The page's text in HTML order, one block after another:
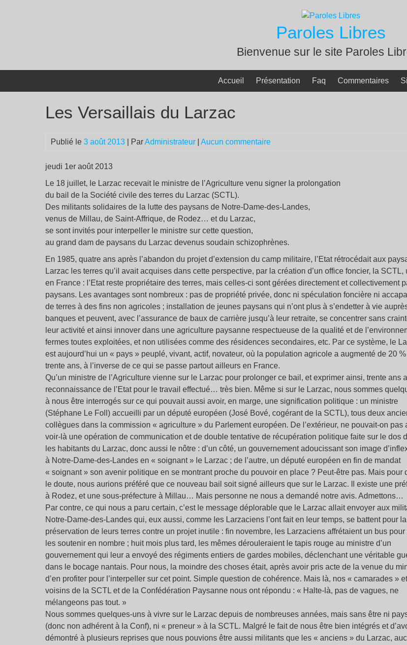
Paroles Libres
Bienvenue sur le site Paroles
Accueil Présentation Faq Commentaires
Les Versaillais du Larzac
Publié le 3 août 2013 | ParAdministrateur Aucun commentaire
jeudi 1er août 2013
Le 18 juillet, le Larzac recevait le ministre de l’Agriculture venu signer la prolongation
du bail de la Société civile des terres du Larzac (SCTL).
Des militants solidaires de la lutte des paysans de Notre-Dame-des-Landes,
venus de Millau, de Saint-Affrique, de Rodez… et du Larzac,
se sont invités pour interpeller le ministre sur cette question,
au grand dam de paysans du Larzac devenus soudain schizophrènes.
En 1985, quatre ans après l’abandon du projet d’extension du camp militaire, l’Etat rétrocédait aux
Larzac les terres qu’il avait acquises dans cette perspective, par la création d’un office foncier, la SCTL,
en France : l’Etat reste propriétaire des terres, mais celles-ci sont gérées directement et collectivement
paysans. Les avantages sont nombreux : pas de propriété privée, donc ni spéculation foncière ni
de terres à des fins non agricoles ; installation de jeunes paysans qui n’ont plus à s’endetter à vie
banques et peuvent, avec l’assurance de baux de carrière jusqu’à leur retraite, se concentrer sans
leur activité et ainsi innover dans une agriculture paysanne respectueuse de la qualité et de
fermes toutes exploitées, et non utilisées comme des résidences secondaires, etc. Par ce système, le
est aujourd’hui un « pays » peuplé, vivant, actif, novateur, où la population agricole a augmenté de 20
trente ans, à l’inverse de ce qui se passe partout ailleurs en France.
Qu’un ministre de l’Agriculture vienne sur le Larzac pour prolonger ce bail, et exprimer ainsi, trente ans
reconnaissance de l’Etat pour le travail effectué… très bien. Même si sur le Larzac, nous sommes
à nous être interrogés sur ce qui pouvait aussi avoir, en marge, une signification politique : un ministre
(Stéphane Le Foll) accueilli par un député européen (José Bové, cogérant de la SCTL), tous deux
collègues dans la commission « agriculture » du Parlement européen. De l’extérieur, ne pouvait-on pas
voir-là une opération de communication et de double tentative de récupération politique faite sur le dos
les habitants du Larzac, donc aussi le nôtre : d’un côté, un gouvernement adoucissant son image
à Notre-Dame-des-Landes en « soignant » le Larzac ; de l’autre, un député européen en fin de mandat
« soignant » son avenir politique en se montrant proche du pouvoir en place ? Peut-être pas. Mais pour
le doute, nous aurions préféré que ce nouveau bail soit signé ailleurs que sur le Larzac. Il existe une
à Rodez, et une sous-préfecture à Millau… Mais personne ne nous a demandé notre avis. Admettons…
Par contre, ce qui nous a paru certain, c’est le message déplorable que le Larzac allait envoyer aux
Notre-Dame-des-Landes qui, eux aussi, comme les Larzaciens l’ont fait en leur temps, se battent pour la
préservation de leurs terres contre un projet inutile : fin novembre, les Larzaciens affrétaient un bus pour
les soutenir en nombre ; huit mois plus tard, les mêmes dérouleraient le tapis rouge au ministre d’un
gouvernement qui leur a envoyé des régiments entiers de gardes mobiles, déclenchant une véritable
dans le bocage nantais. Pour nous, la moindre des choses était, après avoir pris acte de la venue du
d’en profiter pour l’interpeller sur cet point. Simple question de cohérence. Mais là, nos « camarades » et
voisins de la SCTL et de la Confédération Paysanne nous ont répondu : « Halte-là, pas de vagues, ne
mélangeons pas tout. »
Nous sommes quelques-uns à vivre sur le Larzac depuis de nombreuses années, mais sans être ni
(donc non adhérent à la Conf), ni « preneur » à la SCTL. Malgré le fait de nous être bien intégrés et
démontré à plusieurs reprises que nous pouvions être aussi militants que les « anciens » du Larzac,